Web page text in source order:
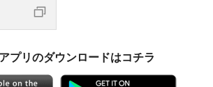
プリのダウンロードはコチラ